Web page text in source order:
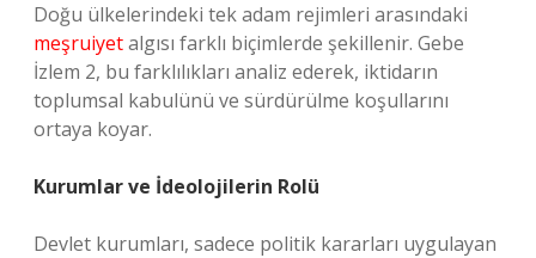
Doğu ülkelerindeki tek adam rejimleri arasındaki
meşruiyetalgısı farklı biçimlerde şekillenir. Gebe
İzlem 2, bu farklılıkları analiz ederek, iktidarın
toplumsal kabulünü ve sürdürülme koşullarını
ortaya koyar.
Kurumlar ve İdeolojilerin Rolü
Devlet kurumları, sadece politik kararları uygulayan